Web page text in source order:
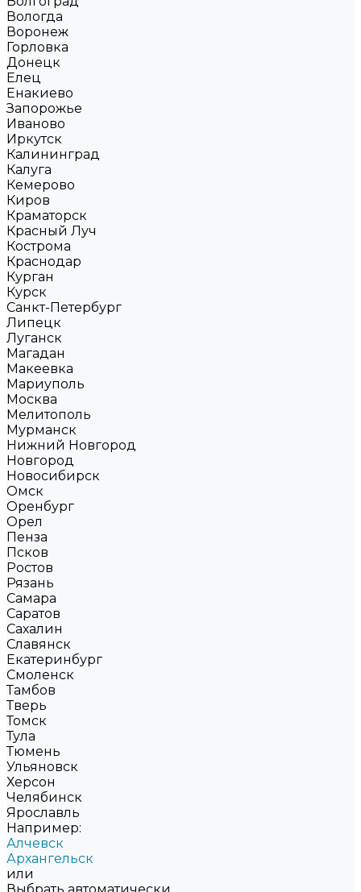
Вологда
Воронеж
Горловка
Донецк
Елец
Енакиево
Запорожье
Иваново
Иркутск
Калининград
Калуга
Кемерово
Киров
Краматорск
Красный Луч
Кострома
Краснодар
Курган
Курск
Санкт-Петербург
Липецк
Луганск
Магадан
Макеевка
Мариуполь
Москва
Мелитополь
Мурманск
Нижний Новгород
Новгород
Новосибирск
Омск
Оренбург
Орел
Пенза
Псков
Ростов
Рязань
Самара
Саратов
Сахалин
Славянск
Екатеринбург
Смоленск
Тамбов
Тверь
Томск
Тула
Тюмень
Ульяновск
Херсон
Челябинск
Ярославль
Например:
Алчевск
Архангельск
или